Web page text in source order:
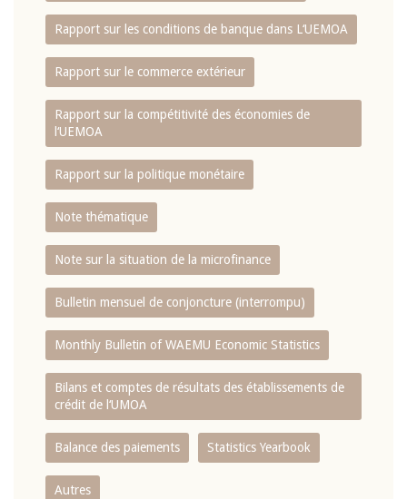
Rapport sur les conditions de banque dans L‘UEMOA
Rapport sur le commerce extérieur
Rapport sur la compétitivité des économies de
l‘UEMOA
Rapport sur la politique monétaire
Note thématique
Note sur la situation de la microfinance
Bulletin mensuel de conjoncture (interrompu)
Monthly Bulletin of WAEMU Economic Statistics
Bilans et comptes de résultats des établissements de
crédit de l‘UMOA
Balance des paiements Statistics Yearbook
Autres